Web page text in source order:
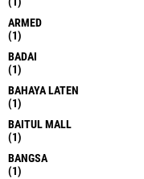
ARMED
(1)
BADAI
(1)
BAHAYA LATEN
(1)
BAITUL MALL
(1)
BANGSA
(1)